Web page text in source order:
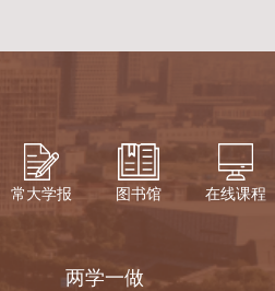
常大学报 图书馆 在线课程
两学一做